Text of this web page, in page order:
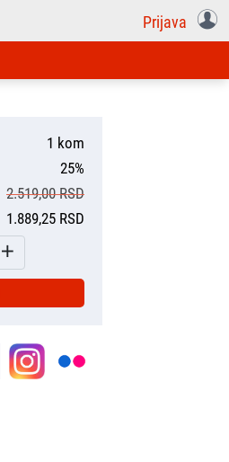
Prijava
1 kom
25%
2.519,00 RSD
1.889,25 RSD